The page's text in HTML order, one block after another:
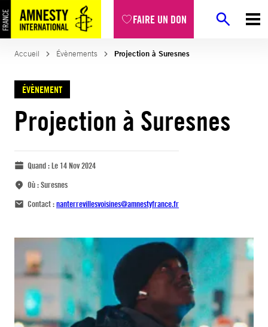
FAIRE UN DON
Accueil Évènements Projection à Suresnes
ÉVÈNEMENT
Projection à Suresnes
Quand :Le 14 Nov 2024
Où :Suresnes
Contact :nanterrevillesvoisines@amnestyfrance.fr